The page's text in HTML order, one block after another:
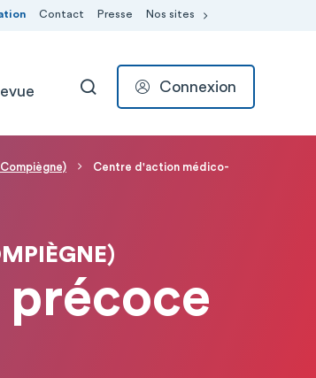
Contact Presse Nos sites
RECHERCHER
Connexion
Centre d'action médico-